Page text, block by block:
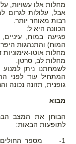
מחלות אלו עשויות,
אבל, עלולות לגרום
רבות מאוחר יותר.
הכוונה היא ל:
פגיעה במוח,
המוח) והתנהגות
מחלות אוטו-
מחלות לב, סרטן.
לשמחתנו ניתן
המתחיל עוד לפני
גופנית, תזונה נכונה
מבוא
הבוחן את המצב
לתופעות הבאות:
1- מספר החולים